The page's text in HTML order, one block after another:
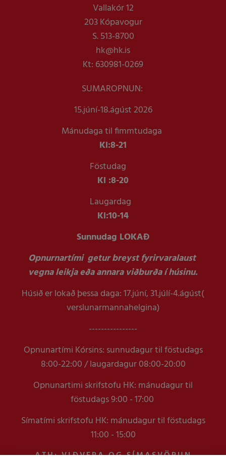
Vallakór 12
203 Kópavogur
S. 513-8700
hk@hk.is
Kt: 630981-0269
SUMAROPNUN:
15.júní-18.ágúst 2026
Mánudaga til fimmtudaga
Kl:8-21
Föstudag
Kl :8-20
Laugardag
Kl:10-14
Sunnudag LOKAÐ
Opnurnartími getur breyst fyrirvaralaust
vegna leikja eða annara viðburða í húsinu.
Húsið er lokað þessa daga: 17.júní, 31.júlí-4.ágúst(
verslunarmannahelgina)
----------------
Opnunartími Kórsins: sunnudagur til föstudags
8:00-22:00 / laugardagur 08:00-20:00
Opnunartimi skrifstofu HK: mánudagur til
föstudags 9:00 - 17:00
Símatími skrifstofu HK: mánudagur til föstudags
11:00 - 15:00